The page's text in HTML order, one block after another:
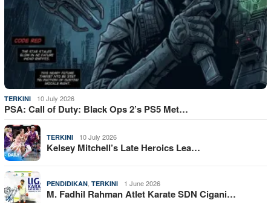
TERKINI 10 July 2026
PSA: Call of Duty: Black Ops 2’s PS5 Met…
TERKINI 10 July 2026
Kelsey Mitchell’s Late Heroics Lea…
PENDIDIKAN, TERKINI 1 June 2026
M. Fadhil Rahman Atlet Karate SDN Cigani…